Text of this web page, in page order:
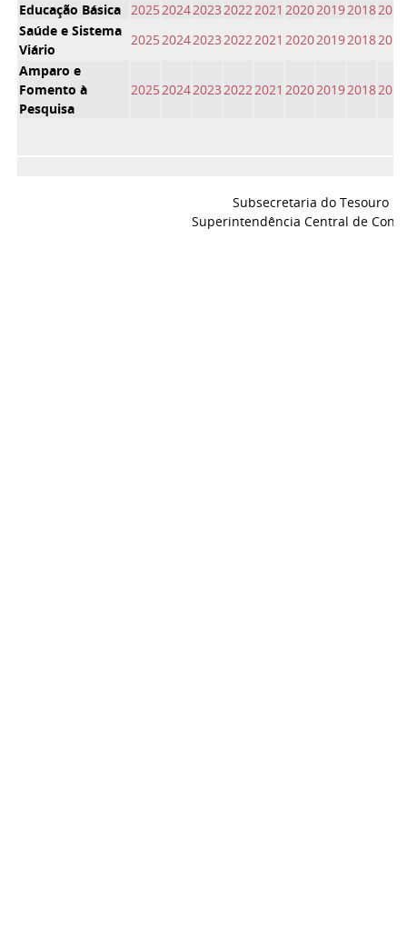
Educação Básica 20252024202320222021 2020201920182017
Saúde e Sistema
Viário
20252024202320222021 2020201920182017
Amparo e
Fomento à
Pesquisa
20252024202320222021 2020201920182017
Subsecretaria do Tesouro
Superintendência Central de